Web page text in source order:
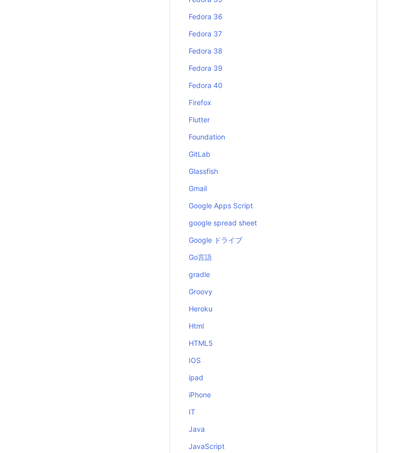
Fedora 36
Fedora 37
Fedora 38
Fedora 39
Fedora 40
Firefox
Flutter
Foundation
GitLab
Glassfish
Gmail
Google Apps Script
google spread sheet
Google ドライブ
Go言語
gradle
Groovy
Heroku
Html
HTML5
IOS
ipad
iPhone
IT
Java
JavaScript